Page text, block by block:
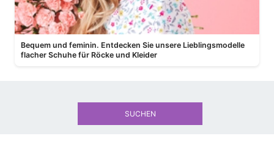
Bequem und feminin. Entdecken Sie unsere Lieblingsmodelle
flacher Schuhe für Röcke und Kleider
SUCHEN